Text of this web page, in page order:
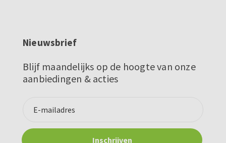
Nieuwsbrief
Blijf maandelijks op de hoogte van onze
aanbiedingen & acties